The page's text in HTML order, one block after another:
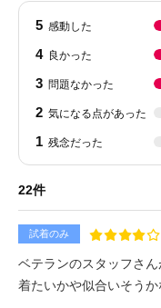
5 感動した
4 良かった
3 問題なかった
2 気になる点があった
1 残念だった
22件
試着のみ
ベテランのスタッフさ
着たいかや似合いそう